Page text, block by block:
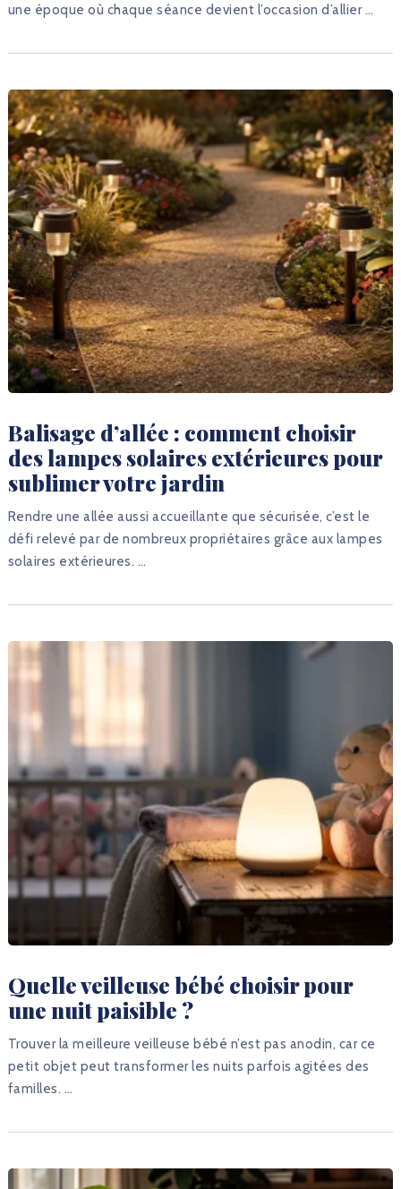
une époque où chaque séance devient l’occasion d’allier …
Balisage d’allée : comment choisir
des lampes solaires extérieures pour
sublimer votre jardin
Rendre une allée aussi accueillante que sécurisée, c’est le
défi relevé par de nombreux propriétaires grâce aux lampes
solaires extérieures. …
Quelle veilleuse bébé choisir pour
une nuit paisible ?
Trouver la meilleure veilleuse bébé n’est pas anodin, car ce
petit objet peut transformer les nuits parfois agitées des
familles. …